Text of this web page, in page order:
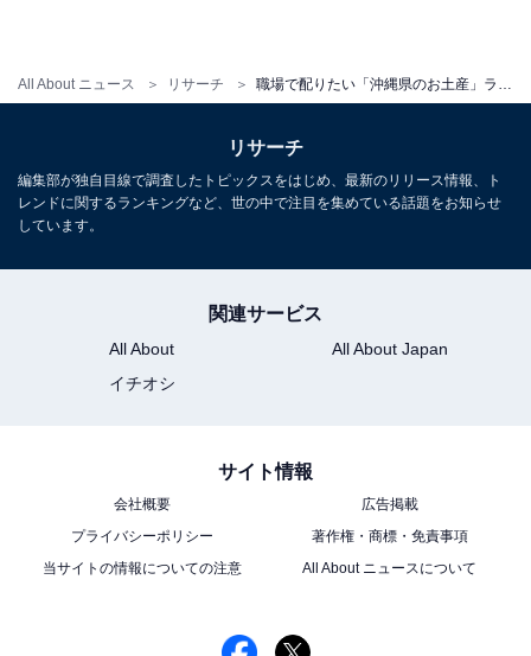
All About ニュース リサーチ
リサーチ
編集部が独自目線で調査したトピックスをはじめ、最新のリリース情報、ト
レンドに関するランキングなど、世の中で注目を集めている話題をお知らせ
しています。
関連サービス
All About
All About Japan
イチオシ
サイト情報
会社概要
広告掲載
プライバシーポリシー
著作権・商標・免責事項
当サイトの情報についての注意
All About ニュースについて